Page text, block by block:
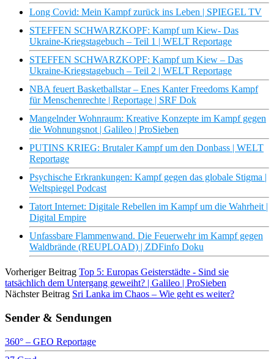
Long Covid: Mein Kampf zurück ins Leben | SPIEGEL TV
STEFFEN SCHWARZKOPF: Kampf um Kiew- Das
Ukraine-Kriegstagebuch – Teil 1 | WELT Reportage
STEFFEN SCHWARZKOPF: Kampf um Kiew – Das
Ukraine-Kriegstagebuch – Teil 2 | WELT Reportage
NBA feuert Basketballstar – Enes Kanter Freedoms Kampf
für Menschenrechte | Reportage | SRF Dok
Mangelnder Wohnraum: Kreative Konzepte im Kampf gegen
die Wohnungsnot | Galileo | ProSieben
PUTINS KRIEG: Brutaler Kampf um den Donbass | WELT
Reportage
Psychische Erkrankungen: Kampf gegen das globale Stigma |
Weltspiegel Podcast
Tatort Internet: Digitale Rebellen im Kampf um die Wahrheit |
Digital Empire
Unfassbare Flammenwand. Die Feuerwehr im Kampf gegen
Waldbrände (REUPLOAD) | ZDFinfo Doku
Vorheriger Beitrag Top 5: Europas Geisterstädte - Sind sie
tatsächlich dem Untergang geweiht? | Galileo | ProSieben
Nächster Beitrag Sri Lanka im Chaos – Wie geht es weiter?
Sender & Sendungen
360° – GEO Reportage